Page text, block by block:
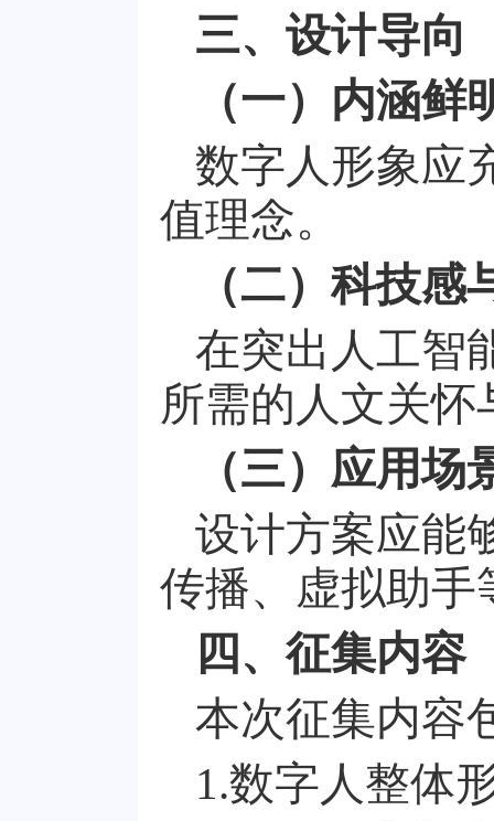
三、设计导向
（一）内涵鲜
数字人形象应
值理念。
（二）科技
在突出人工智
所需的人文关
（三）应用场
设计方案应能
传播、虚拟助手
四、征集内容
本次征集内容
1.数字人整体